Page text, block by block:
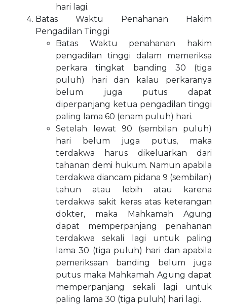
hari lagi.
Batas Waktu Penahanan Hakim
Pengadilan Tinggi
Batas Waktu penahanan hakim
pengadilan tinggi dalam memeriksa
perkara tingkat banding 30 (tiga
puluh) hari dan kalau perkaranya
belum juga putus dapat
diperpanjang ketua pengadilan tinggi
paling lama 60 (enam puluh) hari.
Setelah lewat 90 (sembilan puluh)
hari belum juga putus, maka
terdakwa harus dikeluarkan dari
tahanan demi hukum. Namun apabila
terdakwa diancam pidana 9 (sembilan)
tahun atau lebih atau karena
terdakwa sakit keras atas keterangan
dokter, maka Mahkamah Agung
dapat memperpanjang penahanan
terdakwa sekali lagi untuk paling
lama 30 (tiga puluh) hari dan apabila
pemeriksaan banding belum juga
putus maka Mahkamah Agung dapat
memperpanjang sekali lagi untuk
paling lama 30 (tiga puluh) hari lagi.